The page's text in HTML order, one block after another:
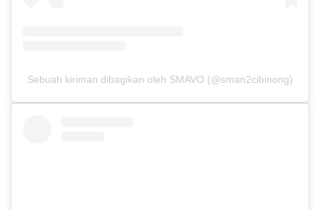
Sebuah kiriman dibagikan oleh SMAVO (@sman2cibinong)